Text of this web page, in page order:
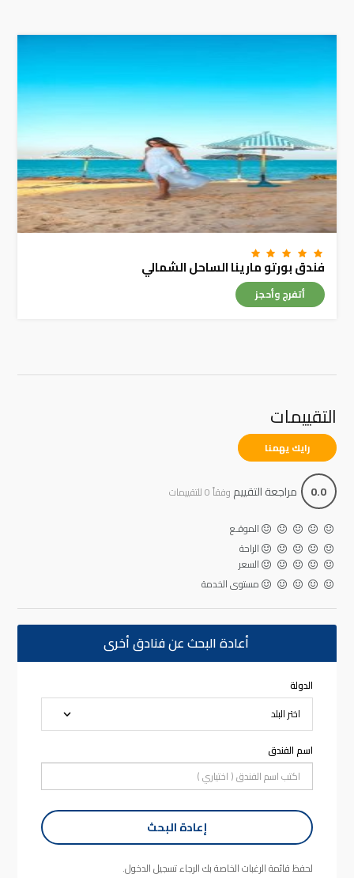
فندق بورتو مارينا الساحل الشمالي
أتفرج وأحجز
التقييمات
رايك يهمنا
0.0 مراجعة التقييم وفقاً 0 للتقييمات
الموقـع
الراحة
السعر
مستوى الخدمة
أعادة البحث عن فنادق أخرى
الدولة
اسم الفندق
إعادة البحث
لحفظ قائمة الرغبات الخاصة بك الرجاء تسجيل الدخول.